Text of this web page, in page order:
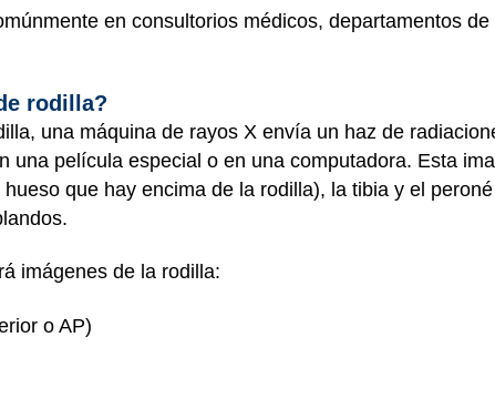
en consultorios médicos, departamentos
rodilla?
una máquina de rayos X envía un haz de
una película especial o en una computadora. Esta
que hay encima de la rodilla), la tibia y el
imágenes de la rodilla:
o AP)